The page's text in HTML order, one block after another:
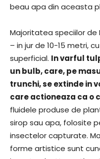
beau apa din aceasta
Majoritatea speciilor
– in jur de 10-15 metri,
superficial. In varful
un bulb, care, pe
trunchi, se extinde in
care actioneaza ca o
fluidele produse de
sirop sau apa, folosite
insectelor capturate.
forme artistice sunt